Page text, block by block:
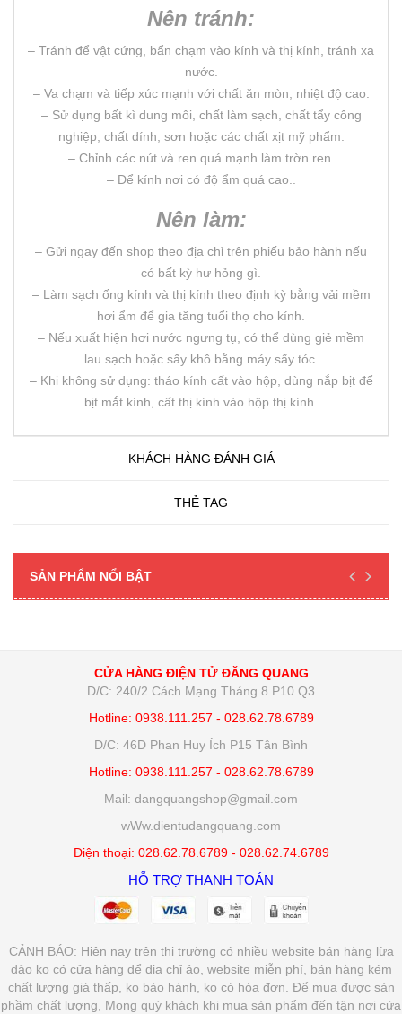
Nên tránh:
– Tránh để vật cứng, bẩn chạm vào kính và thị kính, tránh xa
nước.
– Va chạm và tiếp xúc mạnh với chất ăn mòn, nhiệt độ cao.
– Sử dụng bất kì dung môi, chất làm sạch, chất tẩy công
nghiệp, chất dính, sơn hoặc các chất xịt mỹ phẩm.
– Chỉnh các nút và ren quá mạnh làm trờn ren.
– Để kính nơi có độ ẩm quá cao..
Nên làm:
– Gửi ngay đến shop theo địa chỉ trên phiếu bảo hành nếu
có bất kỳ hư hỏng gì.
– Làm sạch ống kính và thị kính theo định kỳ bằng vải mềm
hơi ẩm để gia tăng tuổi thọ cho kính.
– Nếu xuất hiện hơi nước ngưng tụ, có thể dùng giẻ mềm
lau sạch hoặc sấy khô bằng máy sấy tóc.
– Khi không sử dụng: tháo kính cất vào hộp, dùng nắp bịt để
bịt mắt kính, cất thị kính vào hộp thị kính.
KHÁCH HÀNG ĐÁNH GIÁ
THẺ TAG
SẢN PHẨM NỔI BẬT
CỬA HÀNG ĐIỆN TỬ ĐĂNG QUANG
D/C: 240/2 Cách Mạng Tháng 8 P10 Q3
Hotline: 0938.111.257 - 028.62.78.6789
D/C: 46D Phan Huy Ích P15 Tân Bình
Hotline: 0938.111.257 - 028.62.78.6789
Mail: dangquangshop@gmail.com
wWw.dientudangquang.com
Điện thoại: 028.62.78.6789 - 028.62.74.6789
HỖ TRỢ THANH TOÁN
CẢNH BÁO: Hiện nay trên thị trường có nhiều website bán hàng lừa
đảo ko có cửa hàng để địa chỉ ảo, website miễn phí, bán hàng kém
chất lượng giá thấp, ko bảo hành, ko có hóa đơn. Để mua được sản
phầm chất lượng, Mong quý khách khi mua sản phẩm đến tận nơi cửa